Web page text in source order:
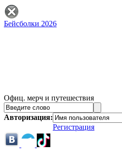
Бейсболки 2026
Офиц. мерч и путешествия
Авторизация:
Регистрация